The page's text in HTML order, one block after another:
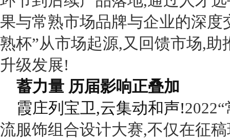
果与常熟市场品牌与企业的深度
熟杯”从市场起源,又回馈市场,助
升级发展!
蓄力量 历届影响正叠加
霞庄列宝卫,云集动和声!2022“
流服饰组合设计大赛,不仅在征